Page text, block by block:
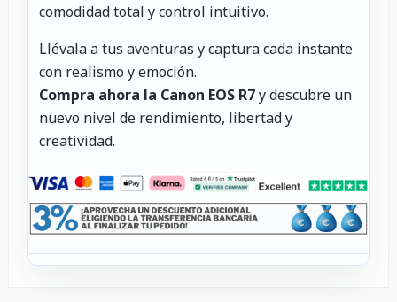
comodidad total y control intuitivo.
Llévala a tus aventuras y captura cada instante
con realismo y emoción.
Compra ahora la Canon EOS R7y descubre un
nuevo nivel de rendimiento, libertad y
creatividad.